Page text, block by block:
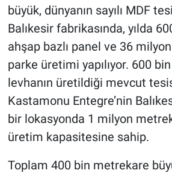
büyük, dünyanın sayılı MDF
Balıkesir fabrikasında, yılda
ahşap bazlı panel ve 36
parke üretimi yapılıyor. 600
levhanın üretildiği mevcut
Kastamonu Entegre’nin
bir lokasyonda 1 milyon
üretim kapasitesine sahip.
Toplam 400 bin metrekare